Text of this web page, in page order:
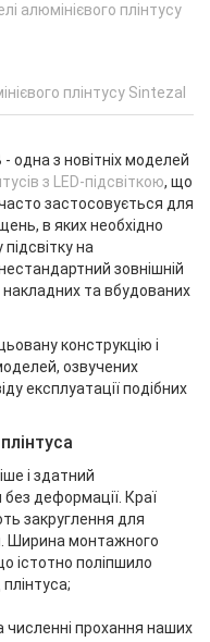
алюмінієвого плінтусу
плінтусу Sintezal
одна з новітніх моделей
з LED-підсвіткою, що
застосовується для
в яких необхідно
на
нестандартний зовнішній
та вбудованих
конструкцію і
озвучених
експлуатації подібних
і здатний
деформації. Краї
закруглення для
Ширина монтажного
істотно поліпшило
численні прохання наших